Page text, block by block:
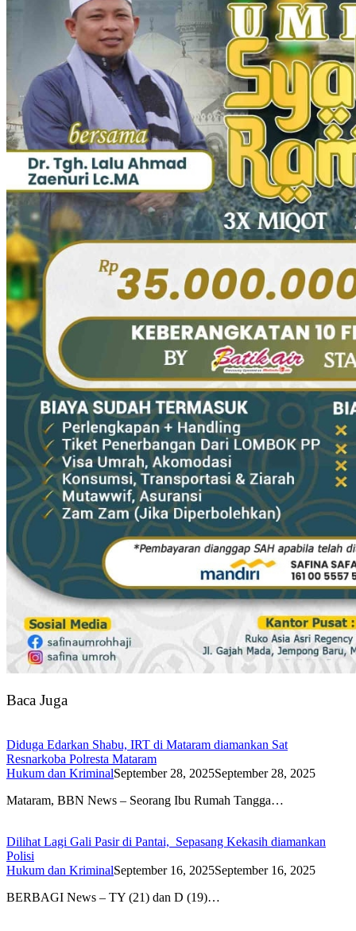
Baca Juga
Diduga Edarkan Shabu, IRT di Mataram diamankan Sat
Resnarkoba Polresta Mataram
Hukum dan KriminalSeptember 28, 2025September 28, 2025
Mataram, BBN News – Seorang Ibu Rumah Tangga…
Dilihat Lagi Gali Pasir di Pantai, Sepasang Kekasih diamankan
Polisi
Hukum dan KriminalSeptember 16, 2025September 16, 2025
BERBAGI News – TY (21) dan D (19)…